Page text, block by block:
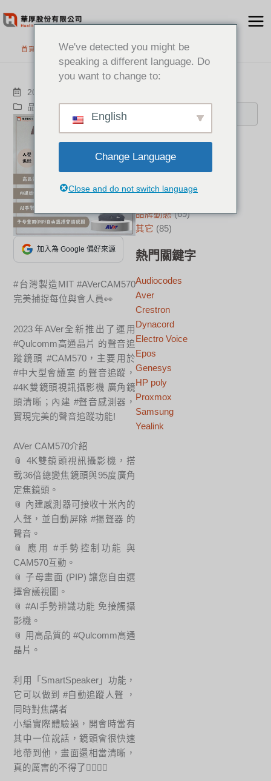
至
首頁 最新消息
2023-04-25
品牌動態
Aver
加入為 Google 偏好來源
#台灣製造MIT #AVerCAM570
完美捕捉每位與會人員👀
2023年AVer全新推出了運用
#Qulcomm高通晶片 的聲音追
蹤鏡頭 #CAM570，主要用於
#中大型會議室 的聲音追蹤，
#4K雙鏡頭視訊攝影機 廣角鏡
頭清晰；內建 #聲音感測器，
實現完美的聲音追蹤功能!
AVer CAM570介紹
📎 4K雙鏡頭視訊攝影機，搭
載36倍總變焦鏡頭與95度廣角
定焦鏡頭。
📎 內建感測器可接收十米內的
人聲，並自動屏除 #揚聲器 的
聲音。
📎 應用 #手勢控制功能 與
CAM570互動。
📎 子母畫面 (PIP) 讓您自由選
擇會議視圖。
📎 #AI手勢辨識功能 免接觸攝
影機。
📎 用高品質的 #Qulcomm高通
晶片。
利用「SmartSpeaker」功能，
它可以做到 #自動追蹤人聲 ，
同時對焦講者
小編實際體驗過，開會時當有
其中一位說話，鏡頭會很快速
地帶到他，畫面還相當清晰，
真的厲害的不得了👍🏻👍🏻
搜尋
分類
新聞中心(21)
成功案例
品牌動態(69)
其它 (85)
熱門關鍵字
Audiocodes
Aver
Crestron
Dynacord
Electro Voice
Epos
Genesys
HP poly
Proxmox
Samsung
Yealink
We've detected you might be
speaking a different language. Do
you want to change to:
English
Change Language
Close and do not switch language